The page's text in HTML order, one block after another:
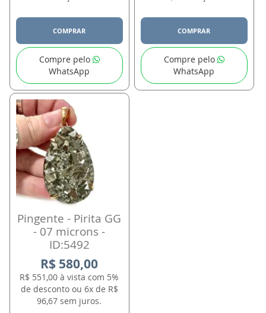
COMPRAR
Compre pelo
WhatsApp
COMPRAR
Compre pelo
WhatsApp
Pingente - Pirita GG
- 07 microns -
ID:5492
R$ 580,00
R$ 551,00 à vista com 5%
de desconto ou 6x de R$
96,67 sem juros.